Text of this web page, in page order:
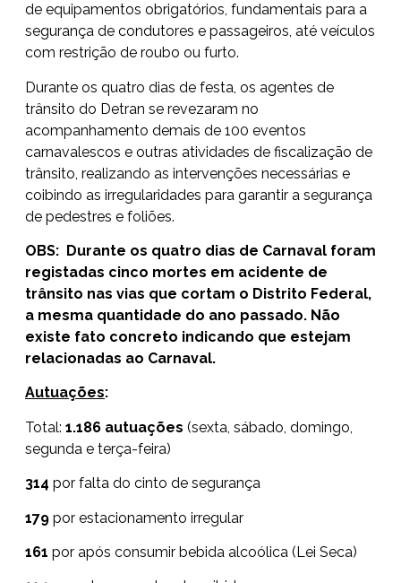
de equipamentos obrigatórios, fundamentais para a
segurança de condutores e passageiros, até veículos
com restrição de roubo ou furto.
Durante os quatro dias de festa, os agentes de
trânsito do Detran se revezaram no
acompanhamento demais de 100 eventos
carnavalescos e outras atividades de fiscalização de
trânsito, realizando as intervenções necessárias e
coibindo as irregularidades para garantir a segurança
de pedestres e foliões.
OBS: Durante os quatro dias de Carnaval foram
registadas cinco mortes em acidente de
trânsito nas vias que cortam o Distrito Federal,
a mesma quantidade do ano passado. Não
existe fato concreto indicando que estejam
relacionadas ao Carnaval.
Autuações:
Total: 1.186 autuações (sexta, sábado, domingo,
segunda e terça-feira)
314 por falta do cinto de segurança
179 por estacionamento irregular
161 por após consumir bebida alcoólica (Lei Seca)